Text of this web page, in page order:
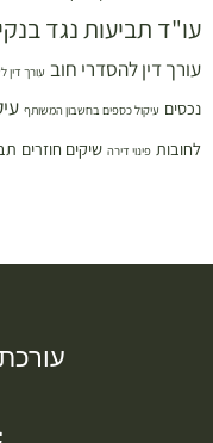
עו"ד תביעות נגד
עורך דין להסדרי חוב עורך דין
נכסים עיקול כספים בחשבון המשותף
לחובות פינוי דירה שיקים חוזרים